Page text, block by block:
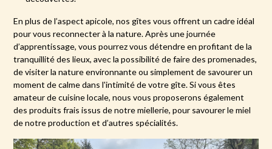
En plus de l’aspect apicole, nos gîtes vous offrent un cadre idéal
pour vous reconnecter à la nature. Après une journée
d’apprentissage, vous pourrez vous détendre en profitant de la
tranquillité des lieux, avec la possibilité de faire des promenades,
de visiter la nature environnante ou simplement de savourer un
moment de calme dans l'intimité de votre gîte. Si vous êtes
amateur de cuisine locale, nous vous proposerons également
des produits frais issus de notre miellerie, pour savourer le miel
de notre production et d’autres spécialités.